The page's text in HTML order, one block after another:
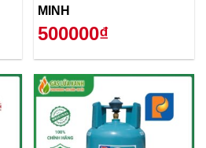
MINH
500000₫